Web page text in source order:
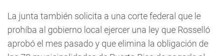
La junta también solicita a una corte federal que le
prohíba al gobierno local ejercer una ley que Rosselló
aprobó el mes pasado y que elimina la obligación de